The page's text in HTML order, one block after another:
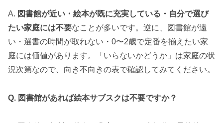
A. 図書館が近い・絵本が既に充実している・自分で選び
たい家庭には不要なことが多いです。逆に、図書館が遠
い・選書の時間が取れない・0〜2歳で定番を揃えたい家
庭には価値があります。「いらないかどうか」は家庭の状
況次第なので、向き不向きの表で確認してみてください。
Q. 図書館があれば絵本サブスクは不要ですか？